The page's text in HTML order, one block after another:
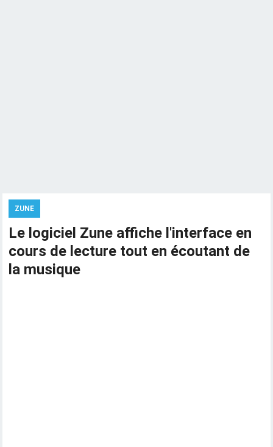
ZUNE
Le logiciel Zune affiche l'interface en
cours de lecture tout en écoutant de
la musique